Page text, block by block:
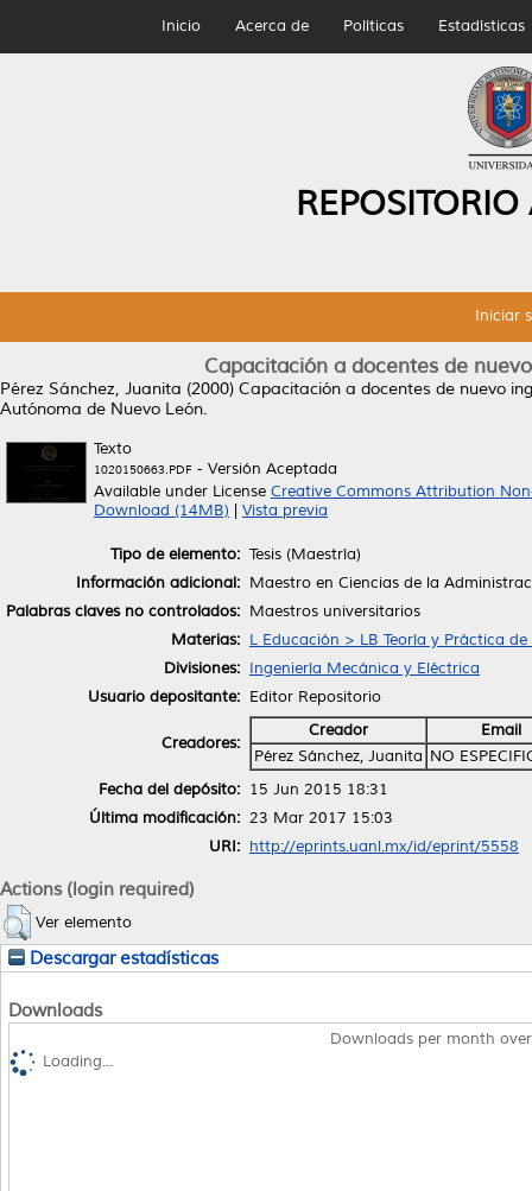
Inicio Acerca de Políticas Estadísticas
Iniciar
Capacitación a docentes de
Pérez Sánchez, Juanita (2000) Capacitación a docentes de nuevo
Autónoma de Nuevo León.
Texto
1020150663.PDF - Versión Aceptada
Available under License Creative Commons Attribution
Download (14MB)
Vista previa
Tipo de elemento: Tesis (Maestría)
Información adicional: Maestro en Ciencias de la
Palabras claves no controlados: Maestros universitarios
Materias: L Educación > LB Teoría y Práctica
Divisiones: Ingeniería Mecánica y Eléctrica
Usuario depositante: Editor Repositorio
Creadores:
Creador
Email
Pérez Sánchez, Juanita NO
Fecha del depósito: 15 Jun 2015 18:31
Última modificación: 23 Mar 2017 15:03
URI: http://eprints.uanl.mx/id/eprint/5558
Actions (login required)
Ver elemento
Descargar estadísticas
Downloads
Downloads per month
Loading...